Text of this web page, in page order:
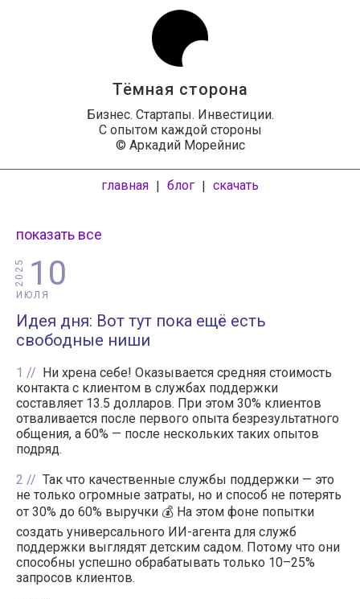
Тёмная сторона
Бизнес. Стартапы. Инвестиции.
С опытом каждой стороны
© Аркадий Морейнис
главная | блог | скачать
показать все
10
ИЮЛЯ
2025
Идея дня: Вот тут пока ещё есть
свободные ниши
1
Ни хрена себе! Оказывается средняя стоимость
контакта с клиентом в службах поддержки
составляет 13.5 долларов. При этом 30% клиентов
отваливается после первого опыта безрезультатного
общения, а 60% — после нескольких таких опытов
подряд.
2
Так что качественные службы поддержки — это
не только огромные затраты, но и способ не потерять
от 30% до 60% выручки 💰 На этом фоне попытки
создать универсального ИИ-агента для служб
поддержки выглядят детским садом. Потому что они
способны успешно обрабатывать только 10–25%
запросов клиентов.